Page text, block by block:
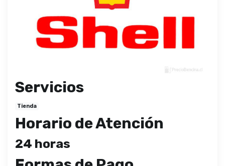
Servicios
Tienda
Horario de Atención
24 horas